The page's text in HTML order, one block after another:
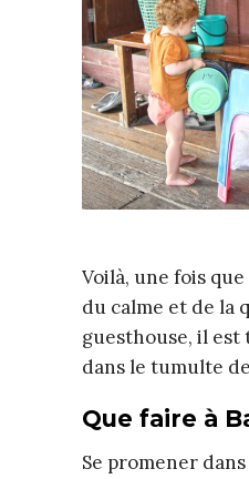
Voilà, une fois
du calme et de la
guesthouse, il
dans le tumulte
Que faire à
Se promener